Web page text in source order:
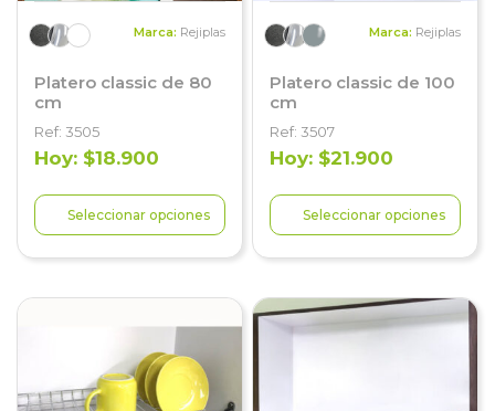
Marca: Rejiplas
Platero classic de 80
cm
Ref: 3505
Hoy: $18.900
Seleccionar opciones
Marca: Rejiplas
Platero classic de 100
cm
Ref: 3507
Hoy: $21.900
Seleccionar opciones